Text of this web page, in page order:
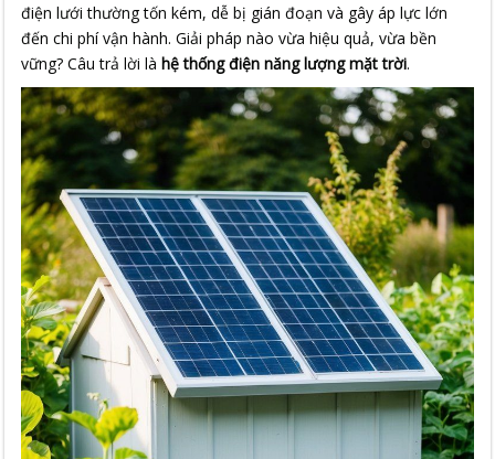
điện lưới thường tốn kém, dễ bị gián đoạn và gây áp lực lớn
đến chi phí vận hành. Giải pháp nào vừa hiệu quả, vừa bền
vững? Câu trả lời làhệ thống điện năng lượng mặt trời.